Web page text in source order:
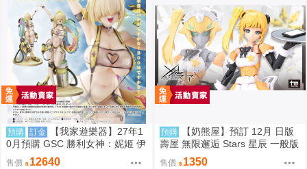
預購 訂金
【我家遊樂器】27年1
0月預購 GSC 勝利女神：妮姬 伊
萊格：BOOM與驚嚇 1/4完成品
售價 12640
預購
【奶熊屋】預訂 12月 日版
壽屋 無限邂逅 Stars 星辰 一般版
組裝模型 0816
售價 1350